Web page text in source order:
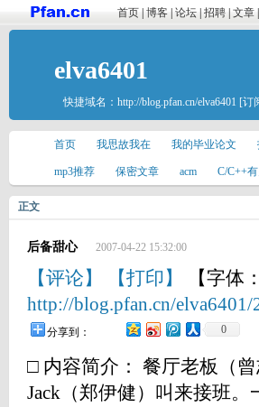
首页 博客 论坛 招聘 文章
elva6401
快捷域名： http://blog.pfan.cn/elva6401 [订
首页 我思故我在 我的毕业论文
mp3推荐 保密文章 acm C/C++
正文
后备甜心 2007-04-22 15:32:00
【评论】 【打印】 【字体：
http://blog.pfan.cn/elva6401/
分享到： 0
□ 内容简介： 餐厅老板（
Jack（郑伊健）叫来接班